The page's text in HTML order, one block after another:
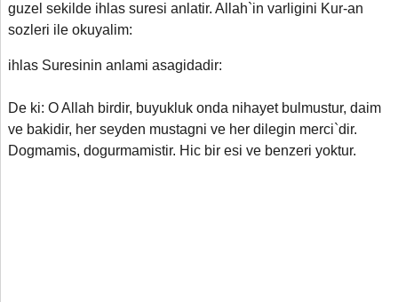
guzel sekilde ihlas suresi anlatir. Allah`in varligini Kur-an
sozleri ile okuyalim:
ihlas Suresinin anlami asagidadir:
De ki: O Allah birdir, buyukluk onda nihayet bulmustur, daim
ve bakidir, her seyden mustagni ve her dilegin merci`dir.
Dogmamis, dogurmamistir. Hic bir esi ve benzeri yoktur.